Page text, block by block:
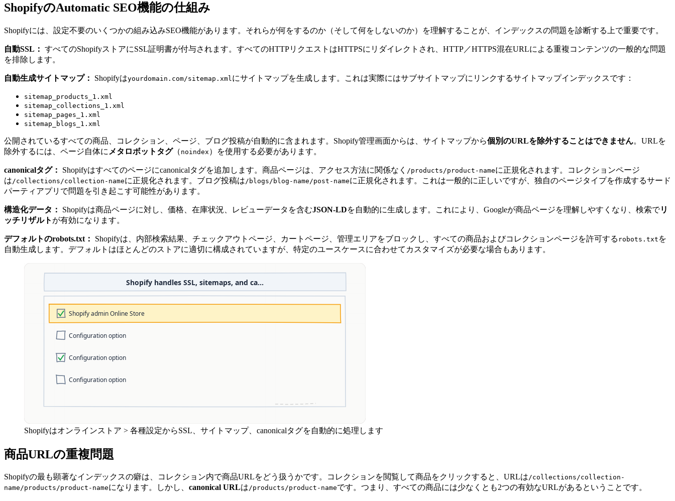
ShopifyのAutomatic SEO機能の仕組み
Shopifyには、設定不要のいくつかの組み込みSEO機能があります。それらが何をするのか（そして何をしないのか）を理解することが、インデックスの問題を診断する上で重要です。
自動SSL： すべてのShopifyストアにSSL証明書が付与されます。すべてのHTTPリクエストはHTTPSにリダイレクトされ、HTTP／HTTPS混在URLによる重複コンテンツの一般的な問題
を排除します。
自動生成サイトマップ： Shopifyはyourdomain.com/sitemap.xml にサイトマップを生成します。これは実際にはサブサイトマップにリンクするサイトマップインデックスです：
sitemap_products_1.xml
sitemap_collections_1.xml
sitemap_pages_1.xml
sitemap_blogs_1.xml
公開されているすべての商品、コレクション、ページ、ブログ投稿が自動的に含まれます。Shopify管理画面からは、サイトマップから個別のURLを除外することはできません。URLを
除外するには、ページ自体に メタロボットタグ（ noindex ）を使用する必要があります。
canonicalタグ： Shopifyはすべてのページにcanonicalタグを追加します。商品ページは、アクセス方法に関係なく /products/product-nameに正規化されます。コレクションページ
は /collections/collection-nameに正規化されます。ブログ投稿は /blogs/blog-name/post-nameに正規化されます。これは一般的に正しいですが、独自のページタイプを作成するサード
パーティアプリで問題を引き起こす可能性があります。
構造化データ： Shopifyは商品ページに対し、価格、在庫状況、レビューデータを含むJSON-LDを自動的に生成します。これにより、Googleが商品ページを理解しやすくなり、検索でリ
ッチリザルト が有効になります。
デフォルトのrobots.txt： Shopifyは、内部検索結果、チェックアウトページ、カートページ、管理エリアをブロックし、すべての商品およびコレクションページを許可する robots.txt を
自動生成します。デフォルトはほとんどのストアに適切に構成されていますが、特定のユースケースに合わせてカスタマイズが必要な場合もあります。
Shopifyはオンラインストア > 各種設定からSSL、サイトマップ、canonicalタグを自動的に処理します
商品URLの重複問題
Shopifyの最も顕著なインデックスの癖は、コレクション内で商品URLをどう扱うかです。コレクションを閲覧して商品をクリックすると、URLは/collections/collection-
name/products/product-nameになります。しかし、 canonical URLは/products/product-nameです。つまり、すべての商品には少なくとも2つの有効なURLがあるということです。